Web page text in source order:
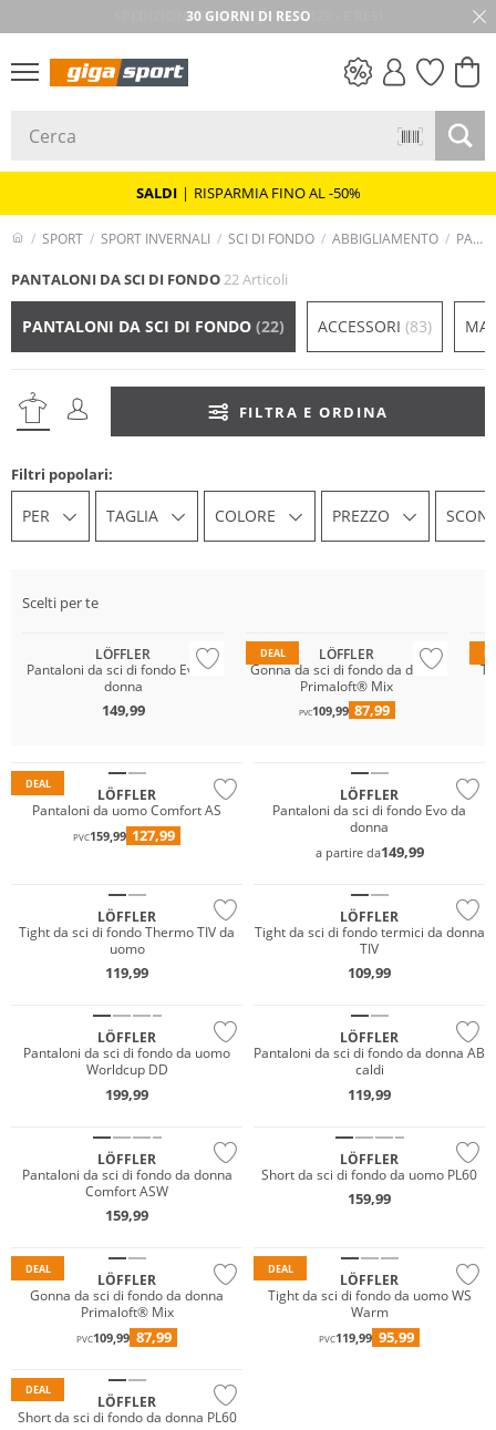
30 GIORNI DI RESO
SALDI | RISPARMIA FINO AL -50%
SPORT SPORT INVERNALI SCI DI FONDO ABBIGLIAMENTO PANTALONI DA SCI DI FONDO
PANTALONI DA SCI DI FONDO22 Articoli
PANTALONI DA SCI DI FONDO (22) ACCESSORI (83)
FILTRA E ORDINA
Filtri popolari:
PER TAGLIA COLORE PREZZO
Scelti per te
Taglie grandi
LÖFFLER
Pantaloni da sci di fondo Evo da
donna
149,99
DEAL
LÖFFLER
Gonna da sci di fondo da donna
Primaloft® Mix
PVC109,99 87,99
DEAL
LÖFFLER
Pantaloni da uomo Comfort AS
PVC159,99 127,99
Taglie grandi
Sostenibile
LÖFFLER
Pantaloni da sci di fondo Evo da
donna
a partire da149,99
LÖFFLER
Tight da sci di fondo Thermo TIV da
uomo
119,99
LÖFFLER
Tight da sci di fondo termici da donna
TIV
109,99
LÖFFLER
Pantaloni da sci di fondo da uomo
Worldcup DD
199,99
LÖFFLER
Pantaloni da sci di fondo da donna AB
caldi
119,99
LÖFFLER
Pantaloni da sci di fondo da donna
Comfort ASW
159,99
LÖFFLER
Short da sci di fondo da uomo PL60
159,99
DEAL
Primaloft®
LÖFFLER
Gonna da sci di fondo da donna
Primaloft® Mix
PVC109,99 87,99
DEAL
LÖFFLER
Tight da sci di fondo da uomo WS
Warm
PVC119,99 95,99
DEAL
LÖFFLER
Short da sci di fondo da donna PL60